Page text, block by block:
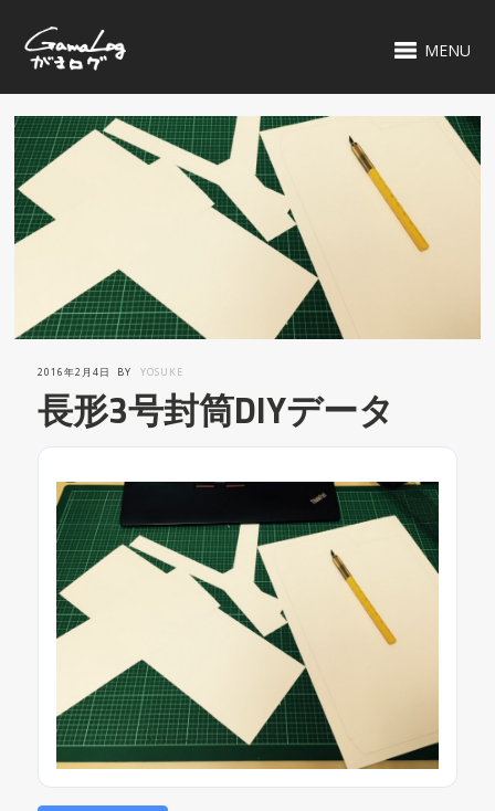
MENU
2016年2月4日 BY YOSUKE
長形3号封筒DIYデータ